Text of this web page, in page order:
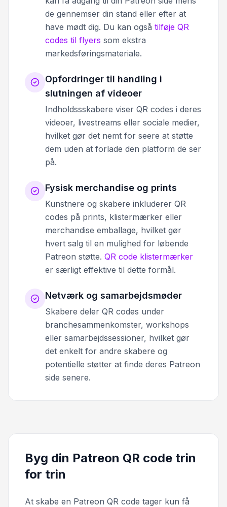
de gennemser din stand eller efter at
have mødt dig. Du kan også tilføje QR
codes til flyers som ekstra
markedsføringsmateriale.
Opfordringer til handling i
slutningen af videoer
Indholdssskabere viser QR codes i deres
videoer, livestreams eller sociale medier,
hvilket gør det nemt for seere at støtte
dem uden at forlade den platform de ser
på.
Fysisk merchandise og prints
Kunstnere og skabere inkluderer QR
codes på prints, klistermærker eller
merchandise emballage, hvilket gør
hvert salg til en mulighed for løbende
Patreon støtte. QR code klistermærker
er særligt effektive til dette formål.
Netværk og samarbejdsmøder
Skabere deler QR codes under
branchesammenkomster, workshops
eller samarbejdssessioner, hvilket gør
det enkelt for andre skabere og
potentielle støtter at finde deres Patreon
side senere.
Byg din Patreon QR code trin
for trin
At skabe en Patreon QR code tager kun få